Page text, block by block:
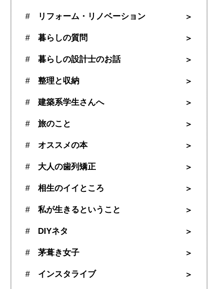
リフォーム・リノベーション
暮らしの質問
暮らしの設計士のお話
整理と収納
建築系学生さんへ
旅のこと
オススメの本
大人の歯列矯正
相生のイイところ
私が生きるということ
DIYネタ
茅葺き女子
インスタライブ